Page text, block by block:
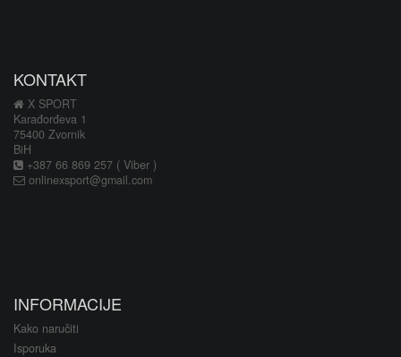
KONTAKT
X SPORT
Karađorđeva 1
75400 Zvornik
BiH
+387 66 869 257 ( Viber )
onlinexsport@gmail.com
INFORMACIJE
Kako naručiti
Isporuka